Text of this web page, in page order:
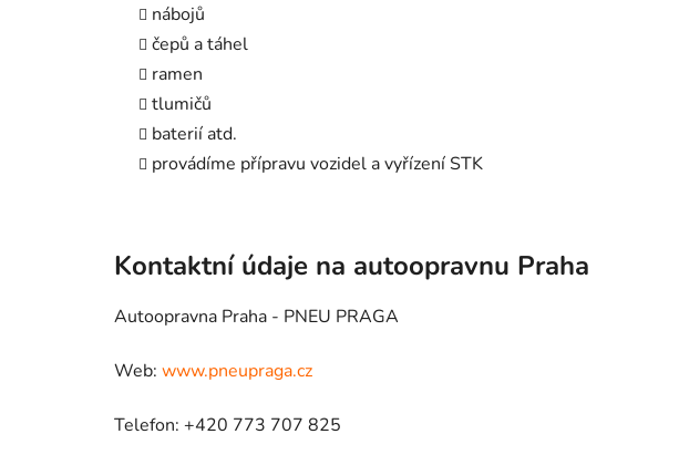
nábojů
čepů a táhel
ramen
tlumičů
baterií atd.
provádíme přípravu vozidel a vyřízení STK
Kontaktní údaje na autoopravnu Praha
Autoopravna Praha - PNEU PRAGA
Web: www.pneupraga.cz
Telefon: +420 773 707 825